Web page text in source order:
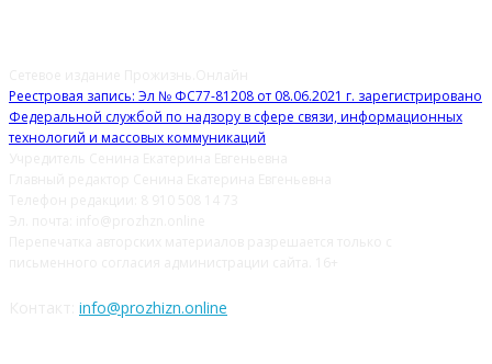
Реестровая запись: Эл № ФС77-81208 от 08.06.2021 г. зарегистрировано
Федеральной службой по надзору в сфере связи, информационных
технологий и массовых коммуникаций
info@prozhizn.online